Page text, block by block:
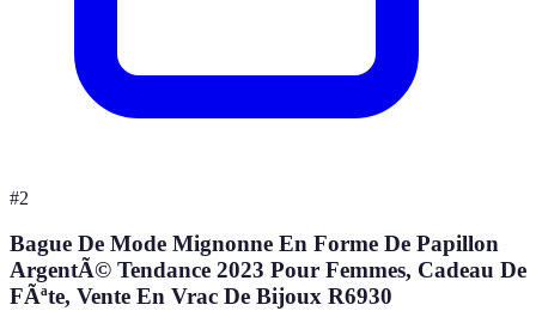
#2
Bague De Mode Mignonne En Forme De Papillon
ArgentÃ© Tendance 2023 Pour Femmes, Cadeau De
FÃªte, Vente En Vrac De Bijoux R6930